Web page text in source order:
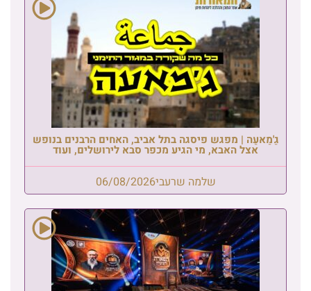
גַ'מַאעַה | מפגש פיסגה בתל אביב, האחים הרבנים בנופש
אצל האבא, מי הגיע מכפר סבא לירושלים, ועוד
שלמה שרעבי06/08/2026